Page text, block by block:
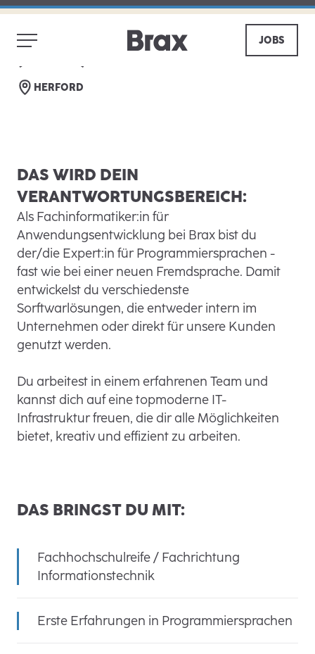
JOBS
FACHINFORMATIKER FÜR
ANWENDUNGSENTWICKLUNG
HERFORD
BACK
DAS WIRD DEIN
VERANTWORTUNGSBEREICH:
Als Fachinformatiker:in für
Anwendungsentwicklung bei Brax bist du
der/die Expert:in für Programmiersprachen -
fast wie bei einer neuen Fremdsprache. Damit
entwickelst du verschiedenste
Sorftwarlösungen, die entweder intern im
Unternehmen oder direkt für unsere Kunden
genutzt werden.
Du arbeitest in einem erfahrenen Team und
kannst dich auf eine topmoderne IT-
Infrastruktur freuen, die dir alle Möglichkeiten
bietet, kreativ und effizient zu arbeiten.
DAS BRINGST DU MIT:
Fachhochschulreife / Fachrichtung
Informationstechnik
Erste Erfahrungen in Programmiersprachen